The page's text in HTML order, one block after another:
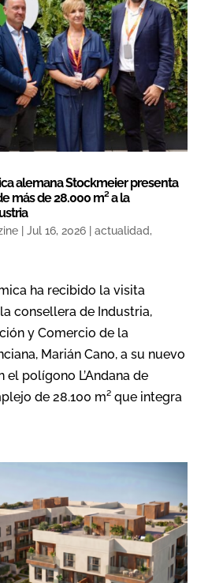
alemana Stockmeier presenta
más de 28.000 m² a la
| Jul 16, 2026| actualidad,
ha recibido la visita
consellera de Industria,
y Comercio de la
Marián Cano, a su nuevo
el polígono L’Andana de
de 28.100 m² que integra